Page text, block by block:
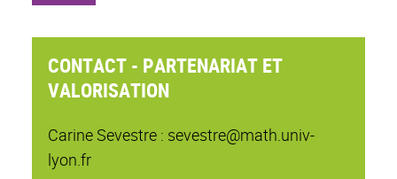
CONTACT - PARTENARIAT ET
VALORISATION
Carine Sevestre : sevestre@math.univ-
lyon.fr